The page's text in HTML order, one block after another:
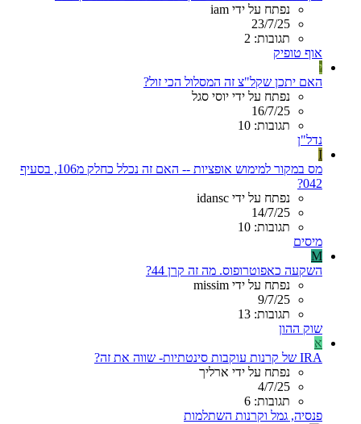
נפתח על ידי iam
23/7/25
תגובות: 2
אוף טופיק
י
האם יתכן שקל"צ זה המסלול הכי זול?
נפתח על ידי יוסי סגל
16/7/25
תגובות: 10
נדל"ן
I
מס במקור למימוש אופציות -- האם זה נכלל כחלק מ106, בסעיף
042?
נפתח על ידי idansc
14/7/25
תגובות: 10
מיסים
M
השקעה כאפוטרופוס. מה זה קרן 44?
נפתח על ידי missim
9/7/25
תגובות: 13
שוק ההון
א
IRA של קרנות עוקבות סינטתיות- שווה את זה?
נפתח על ידי ארליך
4/7/25
תגובות: 6
פנסיה, גמל וקרנות השתלמות